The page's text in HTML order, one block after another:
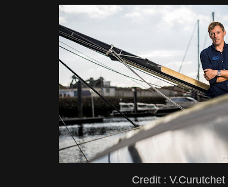
Credit : V.Curutchet